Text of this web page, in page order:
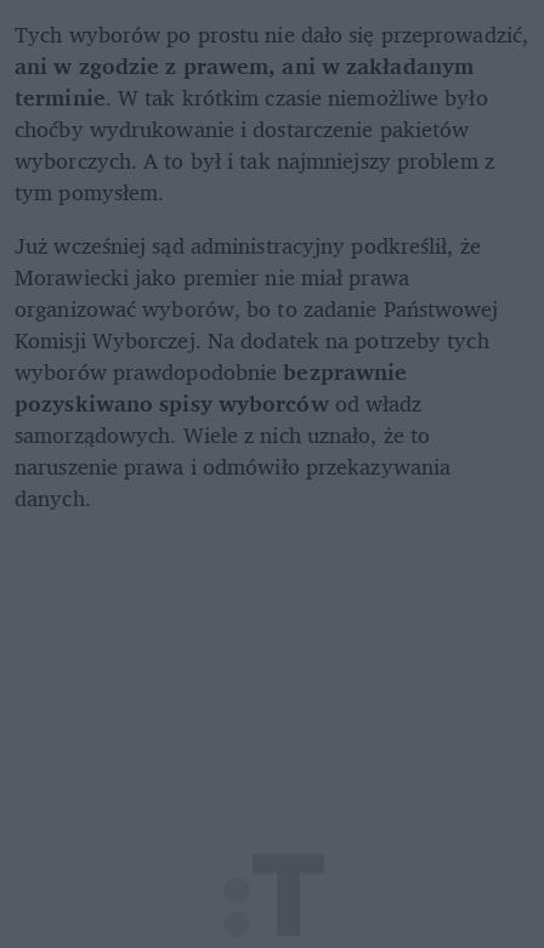
ani w zgodzie z prawem, ani w zakładanym
terminie. W tak krótkim czasie niemożliwe było
choćby wydrukowanie i dostarczenie pakietów
wyborczych. A to był i tak najmniejszy problem z
tym pomysłem.
Już wcześniej sąd administracyjny podkreślił, że
Morawiecki jako premier nie miał prawa
organizować wyborów, bo to zadanie Państwowej
Komisji Wyborczej. Na dodatek na potrzeby tych
wyborów prawdopodobnie bezprawnie
pozyskiwano spisy wyborców od władz
samorządowych. Wiele z nich uznało, że to
naruszenie prawa i odmówiło przekazywania
danych.